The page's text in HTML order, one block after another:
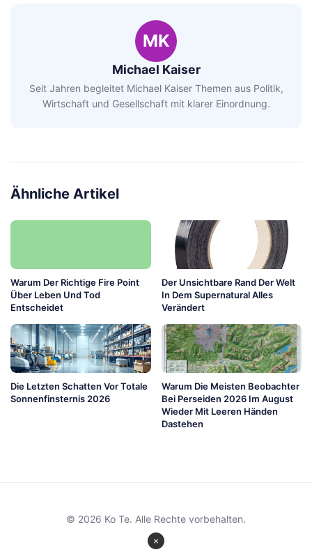
MK
Michael Kaiser
Seit Jahren begleitet Michael Kaiser Themen aus Politik,
Wirtschaft und Gesellschaft mit klarer Einordnung.
Ähnliche Artikel
Warum Der Richtige Fire Point
Über Leben Und Tod
Entscheidet
Der Unsichtbare Rand Der Welt
In Dem Supernatural Alles
Verändert
Die Letzten Schatten Vor Totale
Sonnenfinsternis 2026
Warum Die Meisten Beobachter
Bei Perseiden 2026 Im August
Wieder Mit Leeren Händen
Dastehen
×
© 2026 Ko Te. Alle Rechte vorbehalten.